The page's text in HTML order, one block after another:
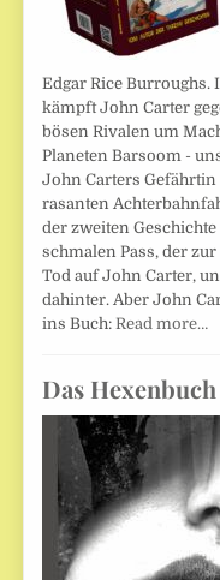
Edgar Rice Burroughs.
kämpft John Carter
bösen Rivalen um
Planeten Barsoom -
John Carters
rasanten
der zweiten
schmalen Pass, der
Tod auf John Carter,
dahinter. Aber John
ins Buch: Read more…
Das Hexenbuch